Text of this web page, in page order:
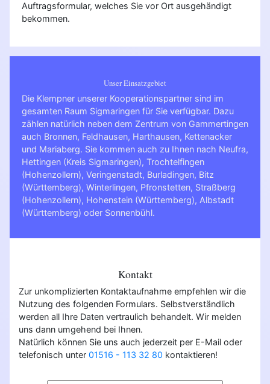
Auftragsformular, welches Sie vor Ort ausgehändigt
bekommen.
Unser Einsatzgebiet
Die Klempner unserer Kooperationspartner sind im
gesamten Raum Sigmaringen für Sie verfügbar. Dazu
zählen natürlich neben dem Zentrum von Gammertingen
auch Bronnen, Feldhausen, Harthausen, Kettenacker
und Mariaberg. Sie kommen auch zu Ihnen nach Neufra,
Hettingen (Kreis Sigmaringen), Trochtelfingen
(Hohenzollern), Veringenstadt, Burladingen, Bitz
(Württemberg), Winterlingen, Pfronstetten, Straßberg
(Hohenzollern), Hohenstein (Württemberg), Albstadt
(Württemberg) oder Sonnenbühl.
Kontakt
Zur unkomplizierten Kontaktaufnahme empfehlen wir die
Nutzung des folgenden Formulars. Selbstverständlich
werden all Ihre Daten vertraulich behandelt. Wir melden
uns dann umgehend bei Ihnen.
Natürlich können Sie uns auch jederzeit per E-Mail oder
telefonisch unter 01516 - 113 32 80 kontaktieren!